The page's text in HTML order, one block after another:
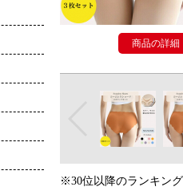
商品の詳細
※30位以降のランキン